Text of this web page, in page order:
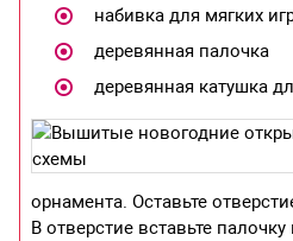
набивка для мягких
деревянная палочка
деревянная катушка
орнамента. Оставьте
В отверстие вставьте